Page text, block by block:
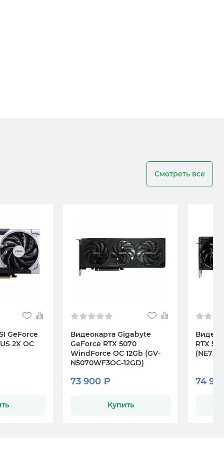
Смотреть все
GeForce
2X OC
Видеокарта Gigabyte
GeForce RTX 5070
WindForce OC 12Gb (GV-
N5070WF3OC-12GD)
73 900 ₽
Купить
RTX
74